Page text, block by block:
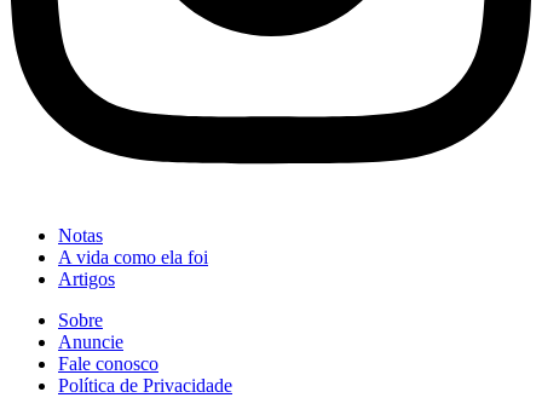
Notas
A vida como ela foi
Artigos
Sobre
Anuncie
Fale conosco
Política de Privacidade